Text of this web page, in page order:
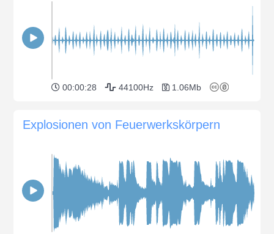
00:00:28 44100Hz 1.06Mb
Explosionen von Feuerwerkskörpern